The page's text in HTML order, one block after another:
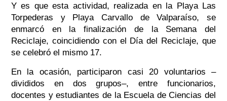
Y es que esta actividad, realizada en la Playa Las
Torpederas y Playa Carvallo de Valparaíso, se
enmarcó en la finalización de la Semana del
Reciclaje, coincidiendo con el Día del Reciclaje, que
se celebró el mismo 17.
En la ocasión, participaron casi 20 voluntarios –
divididos en dos grupos–, entre funcionarios,
docentes y estudiantes de la Escuela de Ciencias del